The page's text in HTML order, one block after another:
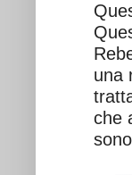
una
che